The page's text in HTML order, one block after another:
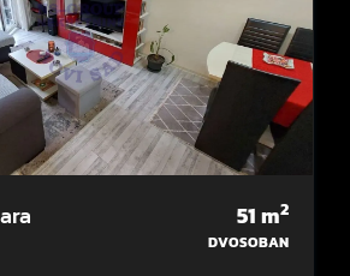
51m2
DVOSOBAN